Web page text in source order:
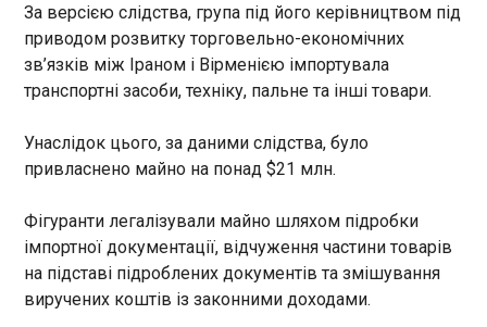
ЧИТАТЬ
США хочуть виробляти ракети для Patriot в
11:23:36
Сполучені Штати ведуть переговори з
Німеччиною та ще кількома європейськими
країнами щодо запуску спільного виробництва
ракет AIM-120 AMRAAM і технічного
За версією слідства, група під його керівництвом під
приводом розвитку торговельно-економічних
зв’язків між Іраном і Вірменією імпортувала
транспортні засоби, техніку, пальне та інші товари.
Унаслідок цього, за даними слідства, було
привласнено майно на понад $21 млн.
Фігуранти легалізували майно шляхом підробки
імпортної документації, відчуження частини товарів
на підставі підроблених документів та змішування
виручених коштів із законними доходами.